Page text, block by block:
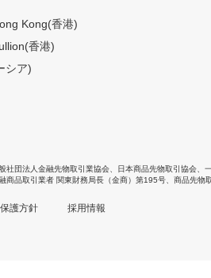
Kong(香港)
香港)
シア)
社団法人金融先物取引業協会 日本商品先物取引協会
商品取引業者 関東財務局長（金商）第195号、商品先物
護方針 採用情報